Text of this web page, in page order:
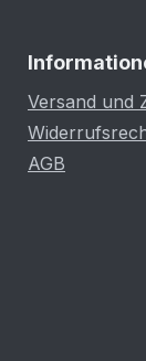
Versand und
AGB